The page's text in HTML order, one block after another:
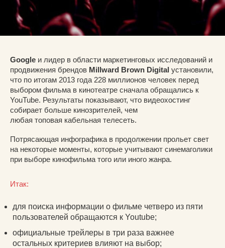
Google и лидер в области маркетинговых исследований и
продвижения брендов Millward Brown Digital установили,
что по итогам 2013 года 228 миллионов человек перед
выбором фильма в кинотеатре сначала обращались к
YouTube. Результаты показывают, что видеохостинг
собирает больше кинозрителей, чем
любая топовая кабельная телесеть.
Потрясающая инфографика в продолжении прольет свет
на некоторые моменты, которые учитывают синемаголики
при выборе кинофильма того или иного жанра.
Итак:
для поиска информации о фильме четверо из пяти
пользователей обращаются к Youtube;
официальные трейлеры в три раза важнее
остальных критериев влияют на выбор;